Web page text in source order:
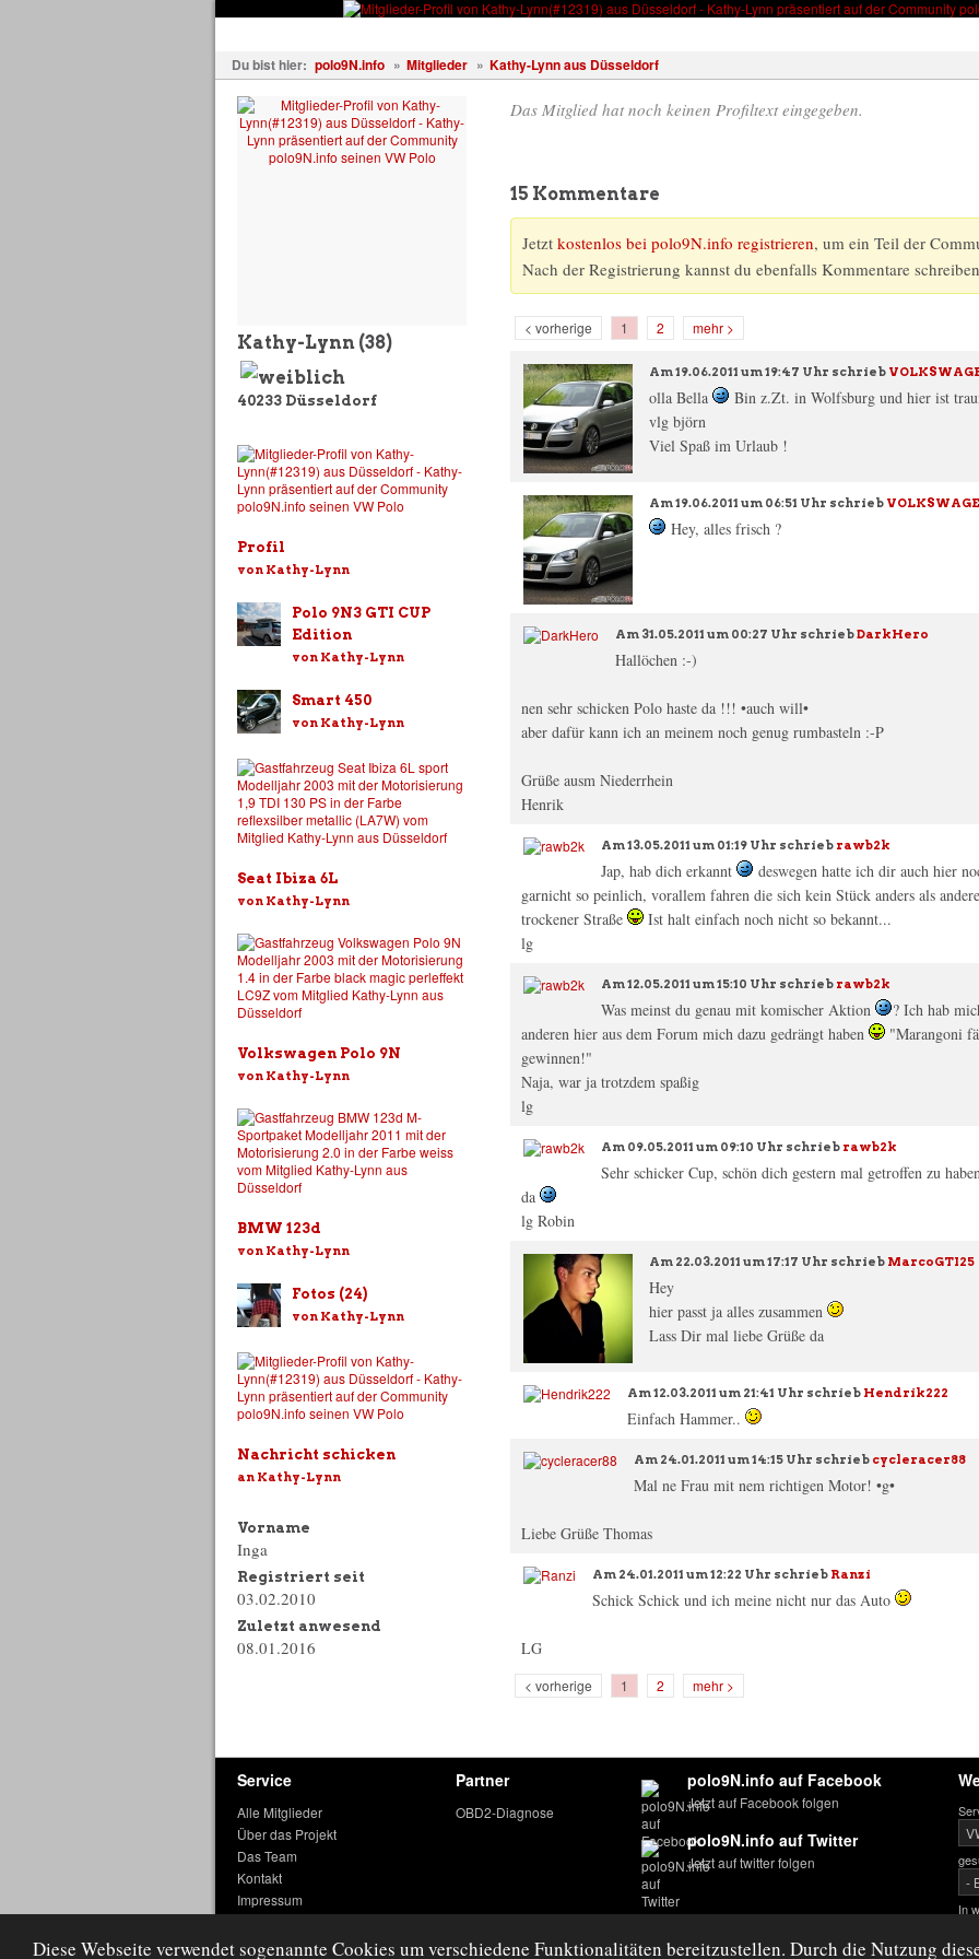
Diese Webseite verwendet sogenannte Cookies um verschiedene Funktionalitäten bereitzustellen. Durch die Nutzung
Du bist hier: polo9N.info » Mitglieder » Kathy-Lynn aus Düsseldorf
Kathy-Lynn (38)
40233 Düsseldorf
Profil
von Kathy-Lynn
Polo 9N3 GTI CUP
Edition
von Kathy-Lynn
Smart 450
von Kathy-Lynn
Seat Ibiza 6L
von Kathy-Lynn
Volkswagen Polo 9N
von Kathy-Lynn
BMW 123d
von Kathy-Lynn
Fotos (24)
von Kathy-Lynn
Nachricht schicken
an Kathy-Lynn
Vorname
Inga
Registriert seit
03.02.2010
Zuletzt anwesend
08.01.2016
Das Mitglied hat noch keinen Profiltext eingegeben.
15 Kommentare
Jetzt kostenlos bei polo9N.info registrieren, um ein Teil der
Nach der Registrierung kannst du ebenfalls Kommentare
< vorherige 1 2 mehr >
Am19.06.2011 um 19:47 Uhr schrieb
olla Bella
Bin z.Zt. in Wolfsburg und hier ist
vlg björn
Viel Spaß im Urlaub !
Am19.06.2011 um 06:51 Uhr schrieb
Hey, alles frisch ?
Am 31.05.2011 um 00:27 Uhr schriebDarkHero
Hallöchen :-)
nen sehr schicken Polo haste da !!! •auch will•
aber dafür kann ich an meinem noch genug rumbasteln :-P
Grüße ausm Niederrhein
Henrik
Am13.05.2011 um 01:19 Uhr schrieb rawb2k
Jap, hab dich erkannt
deswegen hatte ich dir auch hier
garnicht so peinlich, vorallem fahren die sich kein Stück anders als
trockener Straße
Ist halt einfach noch nicht so bekannt...
lg
Am12.05.2011 um 15:10 Uhr schrieb rawb2k
Was meinst du genau mit komischer Aktion
? Ich hab
anderen hier aus dem Forum mich dazu gedrängt haben
"Marangoni
gewinnen!"
Naja, war ja trotzdem spaßig
lg
Am 09.05.2011 um 09:10 Uhr schrieb rawb2k
Sehr schicker Cup, schön dich gestern mal getroffen zu
da
lg Robin
Am 22.03.2011 um 17:17 Uhr schrieb MarcoGTI25
Hey
hier passt ja alles zusammen
Lass Dir mal liebe Grüße da
Am12.03.2011 um 21:41 Uhr schrieb Hendrik222
Einfach Hammer..
Am 24.01.2011 um 14:15 Uhr schrieb cycleracer88
Mal ne Frau mit nem richtigen Motor! •g•
Liebe Grüße Thomas
Am 24.01.2011 um 12:22 Uhr schrieb Ranzi
Schick Schick und ich meine nicht nur das Auto
LG
< vorherige 1 2 mehr >
Service
Alle Mitglieder
Über das Projekt
Das Team
Kontakt
Impressum
Nutzungsbedingungen
Partner
OBD2-Diagnose
polo9N.info auf Facebook
Jetzt auf Facebook folgen
polo9N.info auf Twitter
Jetzt auf twitter folgen
In